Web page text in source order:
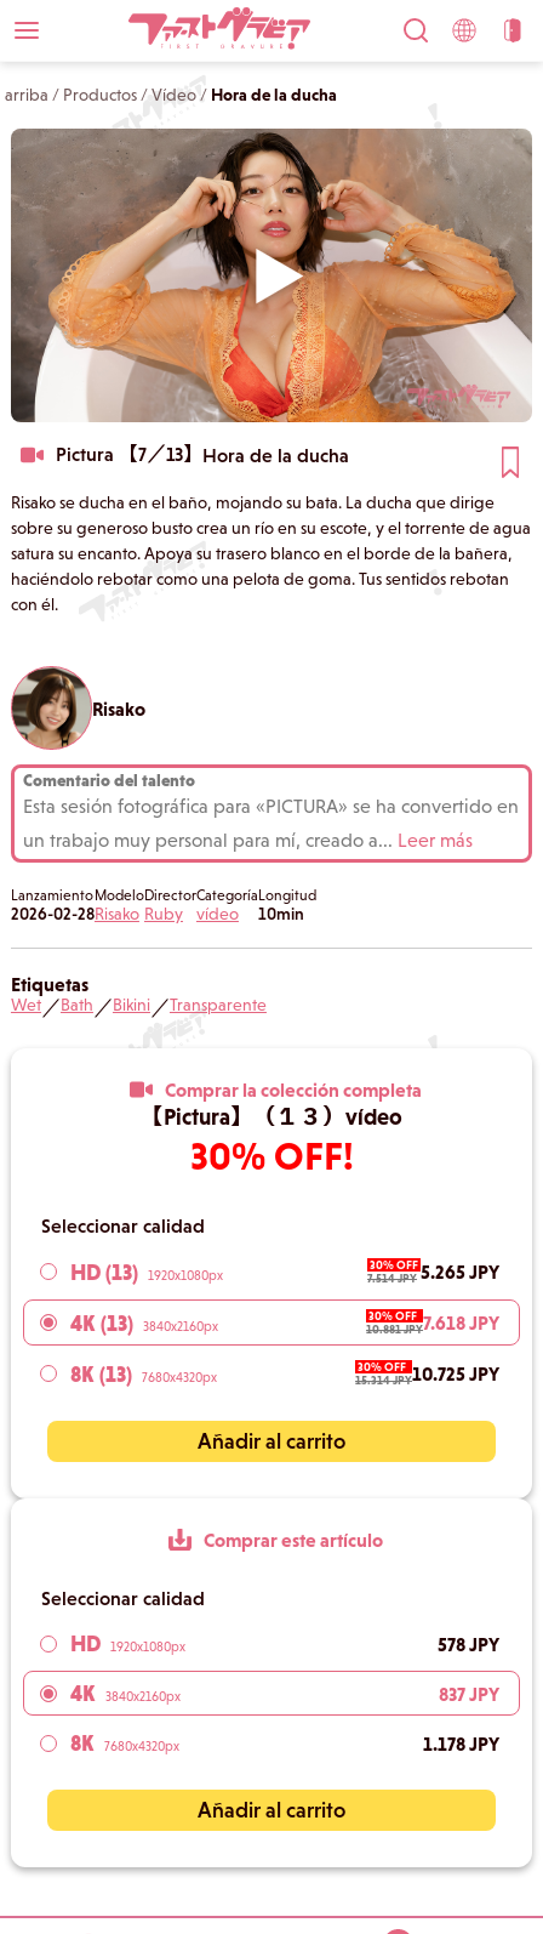
arriba / Productos /Vídeo/ Hora de la ducha
Pictura 【7／13】 Hora de la ducha
Risako se ducha en el baño, mojando su bata. La ducha que dirige
sobre su generoso busto crea un río en su escote, y el torrente de agua
satura su encanto. Apoya su trasero blanco en el borde de la bañera,
haciéndolo rebotar como una pelota de goma. Tus sentidos rebotan
con él.
Risako
Comentario del talento
Esta sesión fotográfica para «PICTURA» se ha convertido en
un trabajo muy personal para mí, creado a... Leer más
Lanzamiento
2026-02-28
Modelo
Risako
Director
Ruby
Categoría
vídeo
Longitud
10min
Etiquetas
Wet／Bath／Bikini／Transparente
Comprar la colección completa
【Pictura】（１３）vídeo
30% OFF!
Seleccionar calidad
HD (13) 1920x1080px
30% OFF
7.514 JPY 5.265 JPY
4K (13) 3840x2160px
30% OFF
10.881 JPY7.618 JPY
8K (13) 7680x4320px
30% OFF
15.314 JPY10.725 JPY
Añadir al carrito
Comprar este artículo
Seleccionar calidad
HD 1920x1080px 578 JPY
4K 3840x2160px 837 JPY
8K 7680x4320px 1.178 JPY
Añadir al carrito